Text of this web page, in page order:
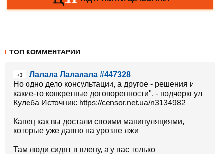
ТОП КОММЕНТАРИИ
+3
Лалала Лалалала #447328
Но одно дело консультации, а другое - решения и
какие-то конкретные договоренности", - подчеркнул
Кулеба Источник: https://censor.net.ua/n3134982
Капец как вы достали своими манипуляциями,
которые уже давно на уровне лжи
Там люди сидят в плену, а у вас только